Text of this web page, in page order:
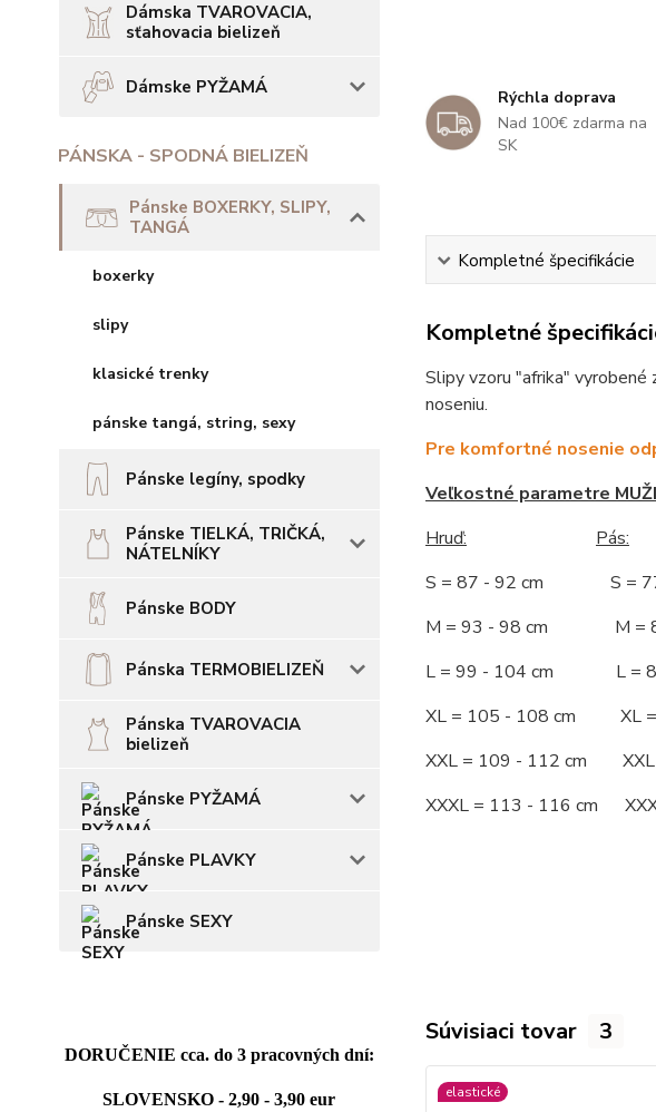
Dámska TVAROVACIA,
sťahovacia bielizeň
Dámske PYŽAMÁ
PÁNSKA - SPODNÁ BIELIZEŇ
Pánske BOXERKY, SLIPY,
TANGÁ
boxerky
slipy
klasické trenky
pánske tangá, string, sexy
Pánske legíny, spodky
Pánske TIELKÁ, TRIČKÁ,
NÁTELNÍKY
Pánske BODY
Pánska TERMOBIELIZEŇ
Pánska TVAROVACIA
bielizeň
Pánske PYŽAMÁ
Pánske PLAVKY
Pánske SEXY
DORUČENIE cca. do 3 pracovných dní:
SLOVENSKO - 2,90 - 3,90 eur
Rýchla doprava
Nad 100€ zdarma na
SK
Kompletné špecifikácie
Kompletné
Slipy vzoru "afrika" vyrobené
noseniu.
Pre komfortné nosenie
Veľkostné parametre
Hruď:
Pás:
S = 87 - 92 cm S = 77
M = 93 - 98 cm M =
L = 99 - 104 cm L =
XL = 105 - 108 cm XL =
XXL = 109 - 112 cm XXL
XXXL = 113 - 116 cm
Súvisiaci tovar 3
elastické